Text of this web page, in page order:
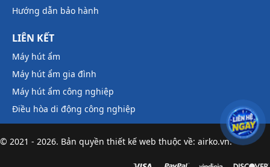
Hướng dẫn bảo hành
LIÊN KẾT
Máy hút ẩm
Máy hút ẩm gia đình
Máy hút ẩm công nghiệp
Điều hòa di động công nghiệp
© 2021 - 2026. Bản quyền thiết kế web thuộc về: airko.vn.